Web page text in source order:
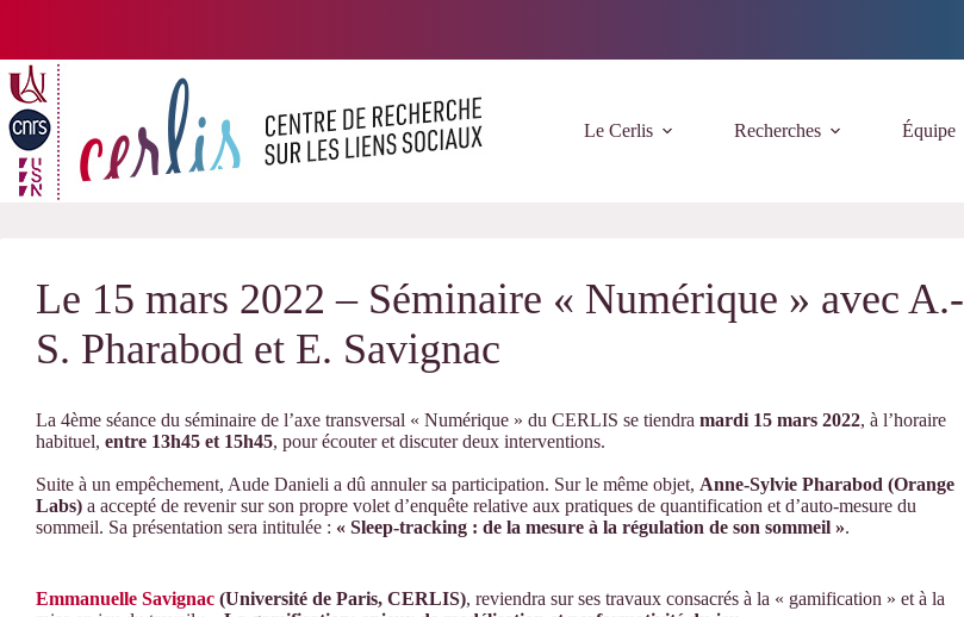
Le Cerlis Recherches Équipe
Le 15 mars 2022 – Séminaire « Numérique » avec A.-
S. Pharabod et E. Savignac
La 4ème séance du séminaire de l’axe transversal « Numérique » du CERLIS se tiendra mardi 15 mars 2022, à l’horaire
habituel, entre 13h45 et 15h45, pour écouter et discuter deux interventions.
Suite à un empêchement, Aude Danieli a dû annuler sa participation. Sur le même objet, Anne-Sylvie Pharabod (Orange
Labs) a accepté de revenir sur son propre volet d’enquête relative aux pratiques de quantification et d’auto-mesure du
sommeil. Sa présentation sera intitulée : « Sleep-tracking : de la mesure à la régulation de son sommeil ».
Emmanuelle Savignac (Université de Paris, CERLIS), reviendra sur ses travaux consacrés à la « gamification » et à la